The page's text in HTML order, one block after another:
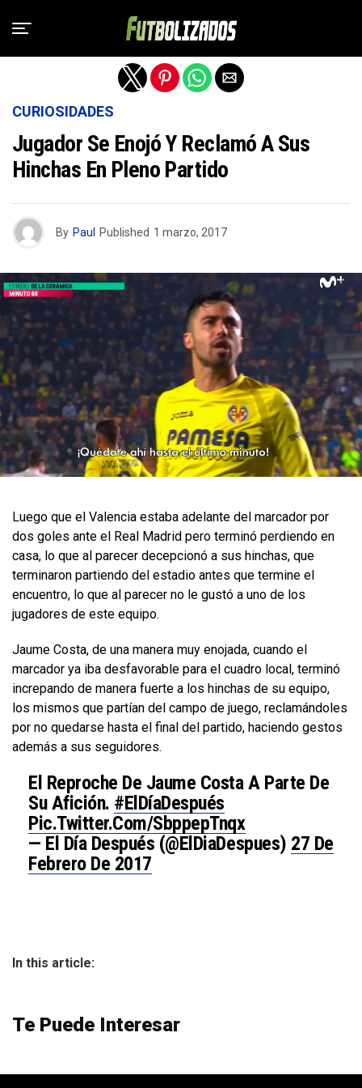
CURIOSIDADES
Jugador Se Enojó Y Reclamó A Sus
Hinchas En Pleno Partido
By Paul Published 1 marzo, 2017
Luego que el Valencia estaba adelante del marcador por
dos goles ante el Real Madrid pero terminó perdiendo en
casa, lo que al parecer decepcionó a sus hinchas, que
terminaron partiendo del estadio antes que termine el
encuentro, lo que al parecer no le gustó a uno de los
jugadores de este equipo.
Jaume Costa, de una manera muy enojada, cuando el
marcador ya iba desfavorable para el cuadro local, terminó
increpando de manera fuerte a los hinchas de su equipo,
los mismos que partían del campo de juego, reclamándoles
por no quedarse hasta el final del partido, haciendo gestos
además a sus seguidores.
El Reproche De Jaume Costa A Parte De
Su Afición. #ElDíaDespués
Pic.twitter.com/sbppepTnqx
— El Día Después (@ElDiaDespues) 27 De
Febrero De 2017
In this article:
Te Puede Interesar
Salir de la versión móvil